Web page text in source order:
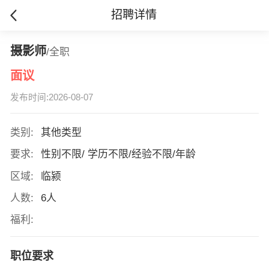
招聘详情
摄影师/全职
面议
发布时间:2026-08-07
类别:
其他类型
要求:
性别不限/ 学历不限/经验不限/年龄
区域:
临颍
人数:
6人
福利:
职位要求